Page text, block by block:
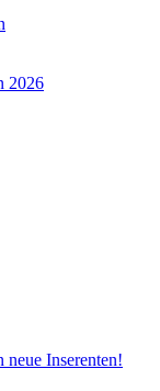
2026
neue Inserenten!